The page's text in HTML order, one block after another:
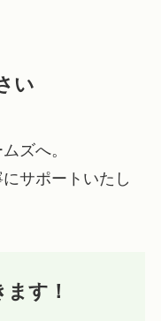
い
ズへ。
サポートいたし
す！